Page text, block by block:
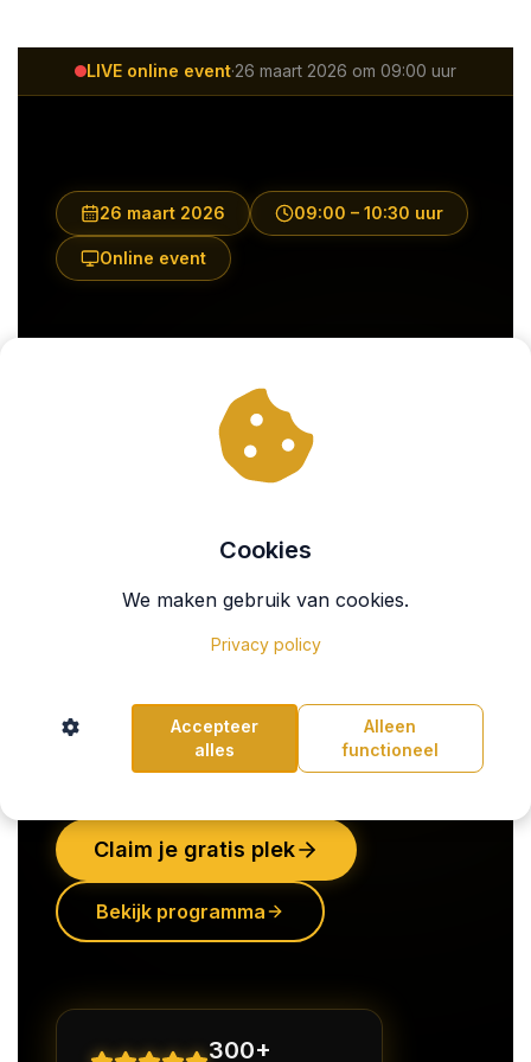
Cookies
We maken gebruik van cookies.
Privacy policy
Alleen
functioneel
Accepteer
alles